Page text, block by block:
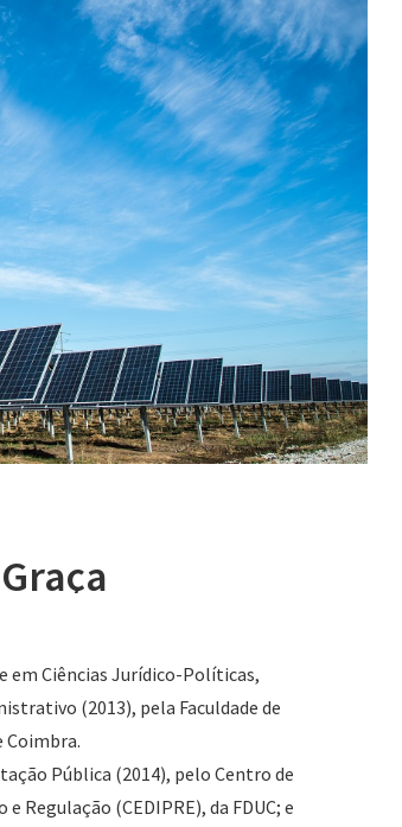
em Ciências Jurídico-Políticas,
(2013), pela Faculdade de
Coimbra.
Pública (2014), pelo Centro de
Regulação (CEDIPRE), da FDUC; e